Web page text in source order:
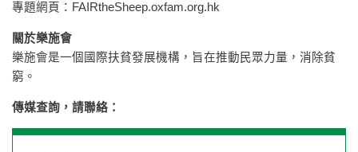
專題網頁：FAIRtheSheep.oxfam.org.hk
關於樂施會
樂施會是一個國際扶貧發展機構，旨在推動民眾力量，消除貧
窮。
傳媒查詢，請聯絡：